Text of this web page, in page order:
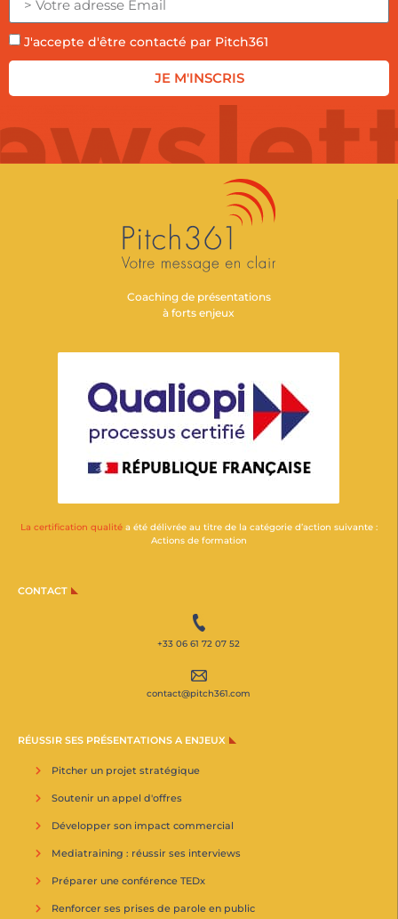
J'accepte d'être contacté par Pitch361
JE M'INSCRIS
Coaching de présentations
à forts enjeux
La certification qualitéa été délivrée au titre de la catégorie d’action suivante :
Actions de formation
CONTACT
+33 06 61 72 07 52
contact@pitch361.com
RÉUSSIR SES PRÉSENTATIONS A ENJEUX
Pitcher un projet stratégique
Soutenir un appel d'offres
Développer son impact commercial
Mediatraining : réussir ses interviews
Préparer une conférence TEDx
Renforcer ses prises de parole en public